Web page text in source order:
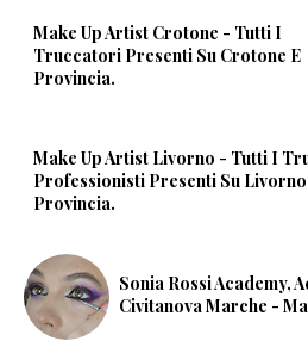
Make Up Artist Crotone - Tutti I
Truccatori Presenti Su Crotone E
Provincia.
Make Up Artist Livorno - Tutti I
Professionisti Presenti Su Livorno
Provincia.
Sonia Rossi Academy,
Civitanova Marche -